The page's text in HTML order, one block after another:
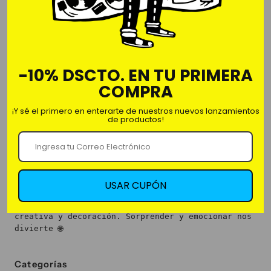
- Taza de cerámico 100%
Somos Fan&Fun, la primera franquicia de regalería
creativa y decoración. Sorprender y emocionar nos
divierte 🌐
Categorías
-10% DSCTO. EN TU PRIMERA
COMPRA
¡Y sé el primero en enterarte de nuestros nuevos lanzamientos
de productos!
USAR CUPÓN